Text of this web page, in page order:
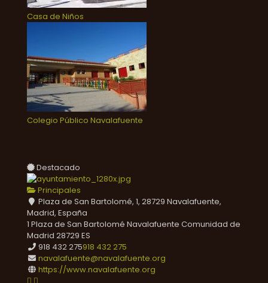
Casa de Niños
Colegio Público Navalafuente
Destacado
Principales
Plaza de San Bartolomé, 1, 28729 Navalafuente,
Madrid, España
1 Plaza de San Bartolomé Navalafuente Comunidad de
Madrid 28729 ES
918 432 275918 432 275
navalafuente@navalafuente.org
https://www.navalafuente.org